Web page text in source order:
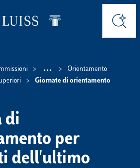
Cerca
...
Show
Orientamento
Giornate di orientamento
di
per
dell'ultimo